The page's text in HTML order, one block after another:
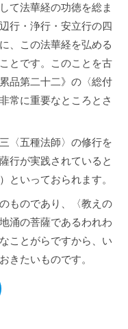
て法華経の功徳を総ま
行・浄行・安立行の四
、この法華経を弘める
とです。このことを古
品第二十二》の〈総付
常に重要なところとさ
〈五種法師〉の修行を
行が実践されていると
といっておられます。
ものであり、〈教えの
涌の菩薩であるわれわ
ことがらですから、い
きたいものです。